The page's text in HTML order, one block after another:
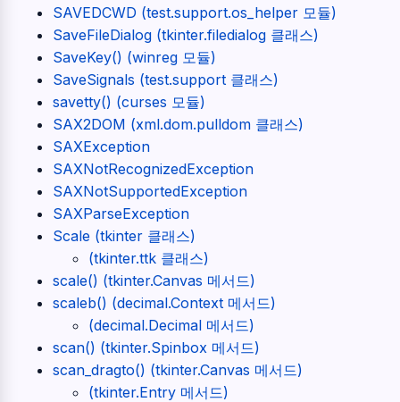
SAVEDCWD (test.support.os_helper 모듈)
SaveFileDialog (tkinter.filedialog 클래스)
SaveKey() (winreg 모듈)
SaveSignals (test.support 클래스)
savetty() (curses 모듈)
SAX2DOM (xml.dom.pulldom 클래스)
SAXException
SAXNotRecognizedException
SAXNotSupportedException
SAXParseException
Scale (tkinter 클래스)
(tkinter.ttk 클래스)
scale() (tkinter.Canvas 메서드)
scaleb() (decimal.Context 메서드)
(decimal.Decimal 메서드)
scan() (tkinter.Spinbox 메서드)
scan_dragto() (tkinter.Canvas 메서드)
(tkinter.Entry 메서드)